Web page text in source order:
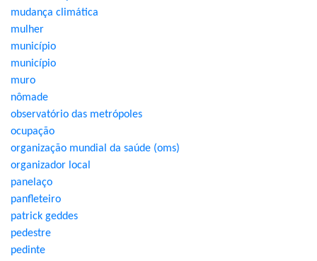
mudança climática
mulher
município
município
muro
nômade
observatório das metrópoles
ocupação
organização mundial da saúde (oms)
organizador local
panelaço
panfleteiro
patrick geddes
pedestre
pedinte